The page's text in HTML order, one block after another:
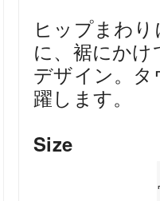
ヒップまわ
に、裾にか
デザイン。
躍します。
Size